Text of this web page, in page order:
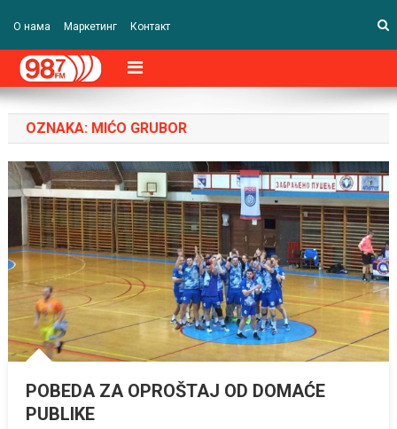
О нама Маркетинг Контакт
OZNAKA: MIĆO GRUBOR
POBEDA ZA OPROŠTAJ OD DOMAĆE
PUBLIKE